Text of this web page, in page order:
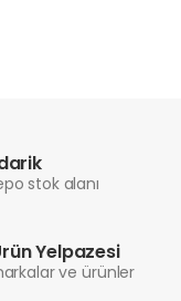
stok alanı
Yelpazesi
ve ürünler